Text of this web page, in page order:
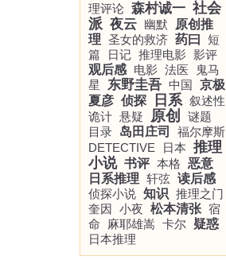
理评论 森村诚一 社会
派 夜云 幽默
原创推
理 圣女的救济 药曰
短
篇
日记 推理电影 影评
观后感 电影 法医
鬼马
星
东野圭吾 中国 京极
夏彦 侦探 日系 叙述性
诡计 悬疑 原创
谜题
目录 岛田庄司
福尔摩斯
DETECTIVE
日本 推理
小说 书评 本格 恶意
日系推理 轩弦 读后感
侦探小说 知识 推理之门
奎因 小夜 松本清张 宿
命
麻耶雄嵩 卡尔 疑惑
日本推理